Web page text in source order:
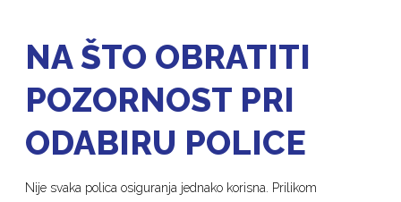
NA ŠTO OBRATITI
POZORNOST PRI
ODABIRU POLICE
Nije svaka polica osiguranja jednako korisna. Prilikom